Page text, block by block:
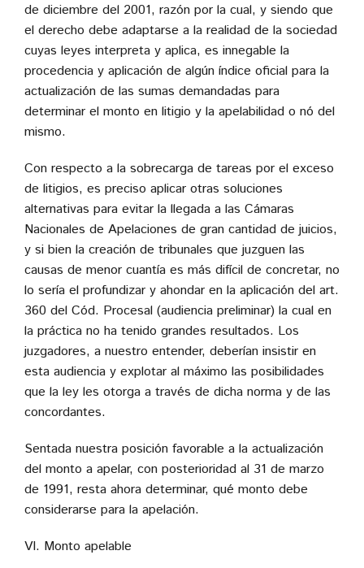
de diciembre del 2001, razón por la cual, y siendo que
el derecho debe adaptarse a la realidad de la sociedad
cuyas leyes interpreta y aplica, es innegable la
procedencia y aplicación de algún índice oficial para la
actualización de las sumas demandadas para
determinar el monto en litigio y la apelabilidad o nó del
mismo.
Con respecto a la sobrecarga de tareas por el exceso
de litigios, es preciso aplicar otras soluciones
alternativas para evitar la llegada a las Cámaras
Nacionales de Apelaciones de gran cantidad de juicios,
y si bien la creación de tribunales que juzguen las
causas de menor cuantía es más difícil de concretar, no
lo sería el profundizar y ahondar en la aplicación del art.
360 del Cód. Procesal (audiencia preliminar) la cual en
la práctica no ha tenido grandes resultados. Los
juzgadores, a nuestro entender, deberían insistir en
esta audiencia y explotar al máximo las posibilidades
que la ley les otorga a través de dicha norma y de las
concordantes.
Sentada nuestra posición favorable a la actualización
del monto a apelar, con posterioridad al 31 de marzo
de 1991, resta ahora determinar, qué monto debe
considerarse para la apelación.
VI. Monto apelable